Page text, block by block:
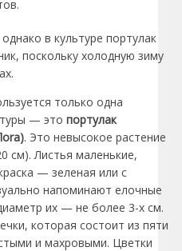
в культуре портулак
поскольку холодную зиму
только одна
— это портулак
. Это невысокое растение
см). Листья маленькие,
— зеленая или с
напоминают елочные
их — не более 3-х см.
которая состоит из пяти
и махровыми. Цветки